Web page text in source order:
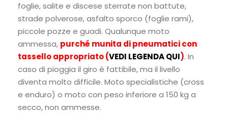
foglie, salite e discese sterrate non battute,
strade polverose, asfalto sporco (foglie rami),
piccole pozze e guadi. Qualunque moto
ammessa, purché munita di pneumaticicon
tassello appropriato(VEDI LEGENDA QUI). In
caso di pioggia il giro è fattibile, ma il livello
diventa molto difficile. Moto specialistiche (cross
e enduro) o moto con peso inferiore a 150 kg a
secco, non ammesse.